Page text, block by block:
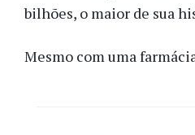
bilhões, o maior de sua
Mesmo com uma